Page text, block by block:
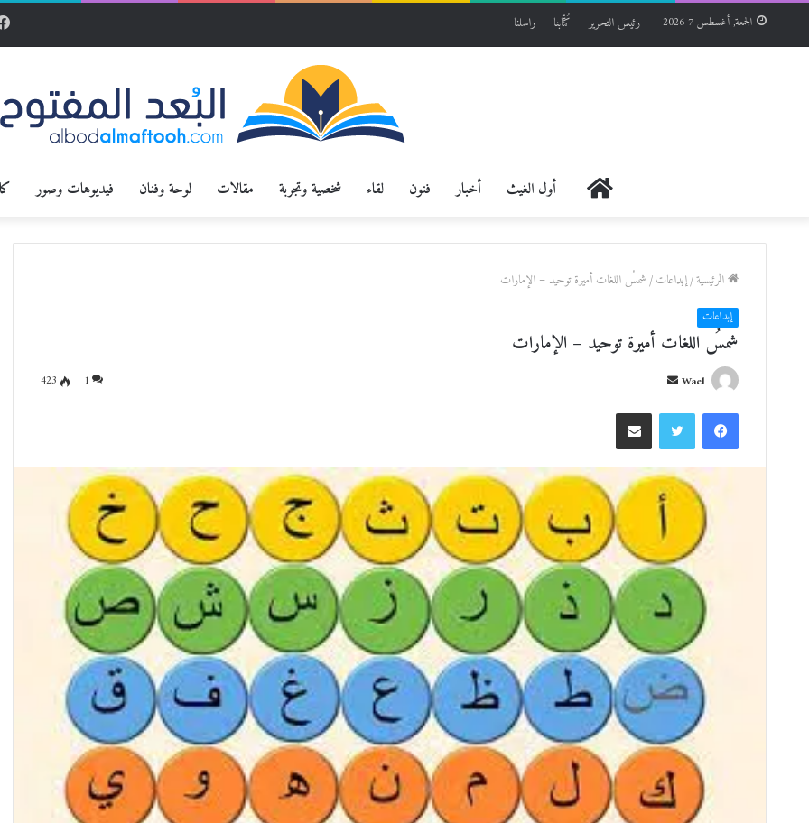
الجمعة, أغسطس 7 2026 رئيس التحرير كُتّابنا راسلنا
الرئيسيةأول الغيث أخبار فنون لقاء شخصية وتجربة مقالات لوحة وفنان فيديوهات وصور
الرئيسية/إبداعات/شمسُ اللغات أميرة توحيد – الإمارات
إبداعات
شمسُ اللغات أميرة توحيد – الإمارات
Wael
ل
ب
ر
ي
د
ا
إ
ل
ك
ت
ر
و
ن
ا
1
423
فيسبوك